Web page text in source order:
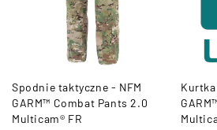
Spodnie taktyczne - NFM
GARM™ Combat Pants 2.0
Multicam® FR
Kurtka